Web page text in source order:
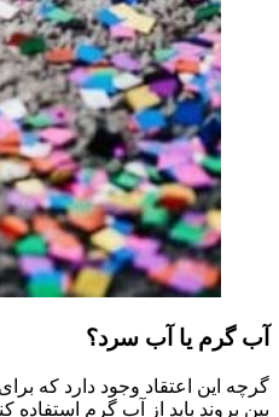
آب گرم یا آب سرد؟
گرچه این اعتقاد وجود دارد که
بین بروند باید از آب گرم استفاده